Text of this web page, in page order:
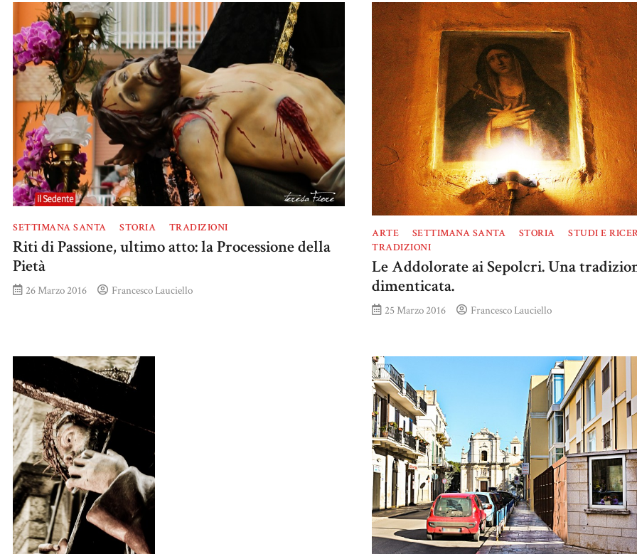
SETTIMANA SANTA STORIA TRADIZIONI
Riti di Passione, ultimo atto: la Processione della
Pietà
26 Marzo 2016 Francesco Lauciello
ARTE SETTIMANA SANTA STORIA
STUDI E
TRADIZIONI
Le Addolorate ai Sepolcri. Una
dimenticata.
25 Marzo 2016 Francesco Lauciello